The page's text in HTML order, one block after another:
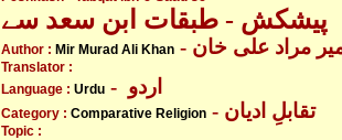
پیشکش - طبقات ابن سعد سے
Author : Mir Murad Ali Khan میر مراد علی خان
Translator :
Language : Urdu
Category : Comparative Religion - تقابلِ ادیان
Topic :